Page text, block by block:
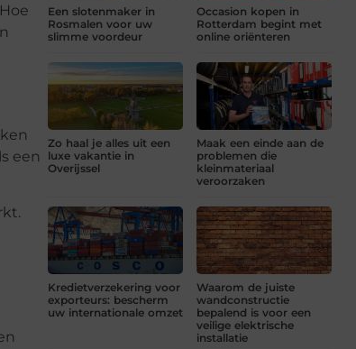
een
Een slotenmaker in
Rosmalen voor uw
slimme voordeur
Occasion kopen in
Rotterdam begint met
online oriënteren
Zo haal je alles uit een
luxe vakantie in
Overijssel
Maak een einde aan de
problemen die
kleinmateriaal
veroorzaken
Kredietverzekering voor
exporteurs: bescherm
uw internationale omzet
Waarom de juiste
wandconstructie
bepalend is voor een
veilige elektrische
installatie